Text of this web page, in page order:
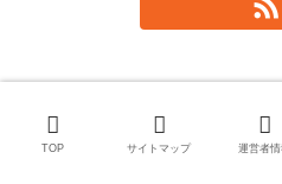
関連記事
TOP サイトマップ 運営者情